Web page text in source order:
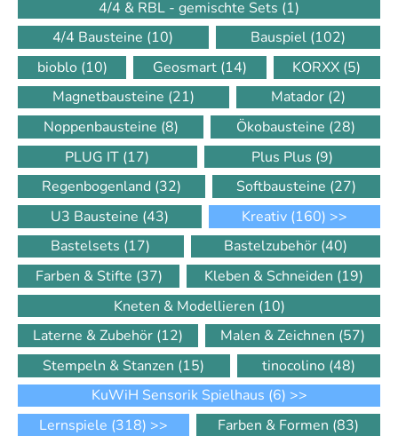
4/4 & RBL - gemischte Sets (1)
4/4 Bausteine (10) Bauspiel (102)
bioblo (10) Geosmart (14) KORXX (5)
Magnetbausteine (21) Matador (2)
Noppenbausteine (8) Ökobausteine (28)
PLUG IT (17) Plus Plus (9)
Regenbogenland (32) Softbausteine (27)
U3 Bausteine (43) Kreativ (160) >>
Bastelsets (17) Bastelzubehör (40)
Farben & Stifte (37) Kleben & Schneiden (19)
Kneten & Modellieren (10)
Laterne & Zubehör (12) Malen & Zeichnen (57)
Stempeln & Stanzen (15) tinocolino (48)
KuWiH Sensorik Spielhaus (6) >>
Lernspiele (318) >> Farben & Formen (83)